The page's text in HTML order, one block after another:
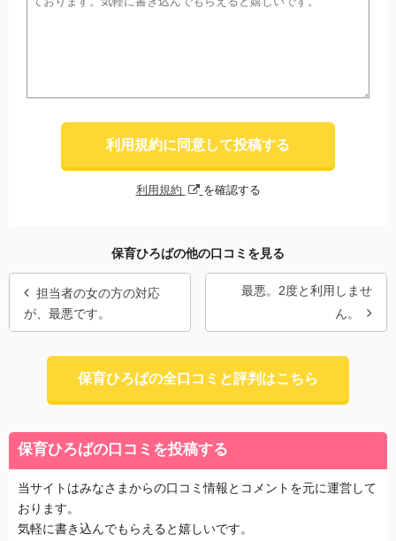
利用規約に同意して投稿する
利用規約 を確認する
保育ひろばの他の口コミを見る
担当者の女の方の対応
が、最悪です。
最悪。2度と利用しませ
ん。
保育ひろばの全口コミと評判はこちら
保育ひろばの口コミを投稿する
当サイトはみなさまからの口コミ情報とコメントを元に運営して
おります。
気軽に書き込んでもらえると嬉しいです。